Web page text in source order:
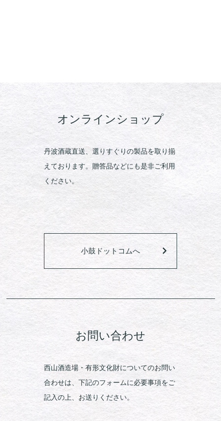
オンラインショップ
丹波酒蔵直送、選りすぐりの製品を取り揃
えております。贈答品などにも是非ご利用
ください。
小鼓ドットコムへ
お問い合わせ
西山酒造場・有形文化財についてのお問い
合わせは、下記のフォームに必要事項をご
記入の上、お送りください。